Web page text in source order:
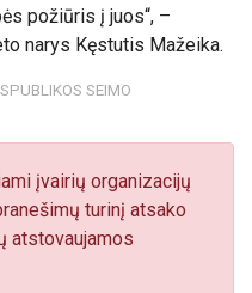
požiūris į juos“, –
narys Kęstutis Mažeika.
SEIMO
įvairių organizacijų
turinį atsako
atstovaujamos